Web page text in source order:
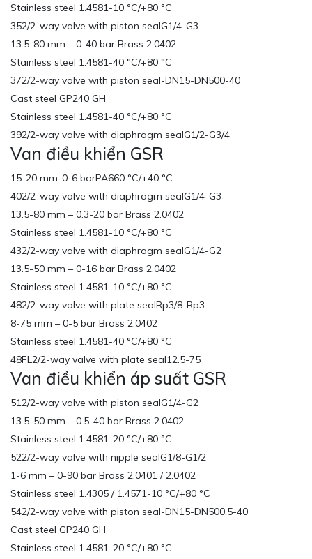
Stainless steel 1.4581-10 °C/+80 °C
352/2-way valve with piston sealG1/4-G3
13.5-80 mm – 0-40 bar Brass 2.0402
Stainless steel 1.4581-40 °C/+80 °C
372/2-way valve with piston seal-DN15-DN500-40
Cast steel GP240 GH
Stainless steel 1.4581-40 °C/+80 °C
392/2-way valve with diaphragm sealG1/2-G3/4
Van điều khiển GSR
15-20 mm-0-6 barPA660 °C/+40 °C
402/2-way valve with diaphragm sealG1/4-G3
13.5-80 mm – 0.3-20 bar Brass 2.0402
Stainless steel 1.4581-10 °C/+80 °C
432/2-way valve with diaphragm sealG1/4-G2
13.5-50 mm – 0-16 bar Brass 2.0402
Stainless steel 1.4581-10 °C/+80 °C
482/2-way valve with plate sealRp3/8-Rp3
8-75 mm – 0-5 bar Brass 2.0402
Stainless steel 1.4581-40 °C/+80 °C
48FL2/2-way valve with plate seal12.5-75
Van điều khiển áp suất GSR
512/2-way valve with piston sealG1/4-G2
13.5-50 mm – 0.5-40 bar Brass 2.0402
Stainless steel 1.4581-20 °C/+80 °C
522/2-way valve with nipple sealG1/8-G1/2
1-6 mm – 0-90 bar Brass 2.0401 / 2.0402
Stainless steel 1.4305 / 1.4571-10 °C/+80 °C
542/2-way valve with piston seal-DN15-DN500.5-40
Cast steel GP240 GH
Stainless steel 1.4581-20 °C/+80 °C